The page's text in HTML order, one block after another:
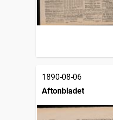
1890-08-06
Aftonbladet